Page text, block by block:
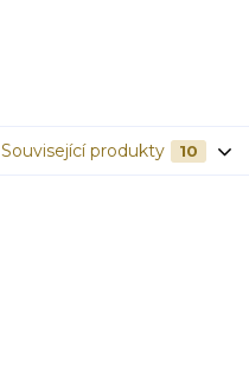
Související produkty 10